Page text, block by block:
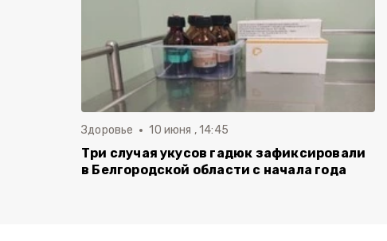
Здоровье 10 июня , 14:45
Три случая укусов гадюк зафиксировали
в Белгородской области с начала года